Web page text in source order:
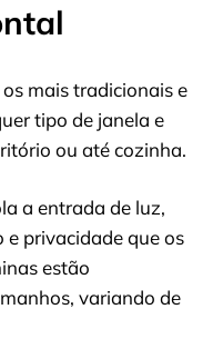
mais tradicionais e
tipo de janela e
ou até cozinha.
a entrada de luz,
privacidade que os
estão
variando de